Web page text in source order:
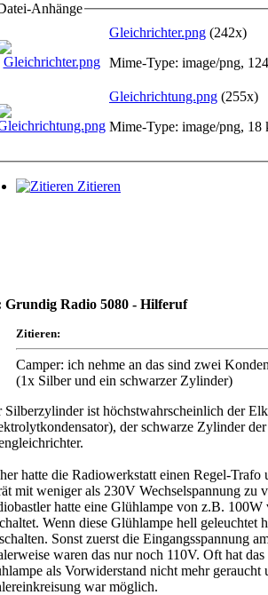
Anhänge
Gleichrichter.png (242x)
Mime-Type: image/png,
Gleichrichtung.png (255x)
Mime-Type: image/png, 18
Zitieren
Grundig Radio 5080 - Hilferuf
Zitieren:
Camper: ich nehme an das sind zwei
(1x Silber und ein schwarzer Zylinder)
Silberzylinder ist höchstwahrscheinlich der
der schwarze Zylinder der
hatte die Radiowerkstatt einen Regel-Trafo
mit weniger als 230V Wechselspannung zu
hatte eine Glühlampe von z.B. 100W
Wenn diese Glühlampe hell geleuchtet
Sonst zuerst die Eingangsspannung
waren das nur noch 110V. Oft hat
als Vorwiderstand nicht mehr geraucht
war möglich.